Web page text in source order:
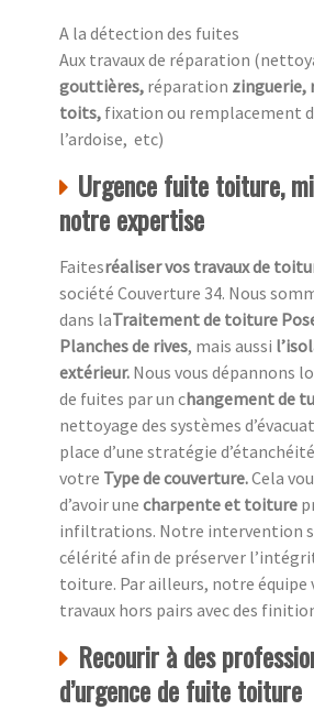
A la détection des fuites
Aux travaux de réparation
gouttières, réparation zinguerie,
toits, fixation ou remplacement
l’ardoise, etc)
Urgence fuite toiture,
notre expertise
Faitesréaliser vos travaux de
société Couverture 34. Nous
dans laTraitement de toiture
Planches de rives, mais aussi
extérieur. Nous vous dépannons
de fuites par un changement de
nettoyage des systèmes
place d’une stratégie
votre Type de couverture.Cela
d’avoir une charpente et toiture
infiltrations. Notre intervention
célérité afin de préserver
toiture. Par ailleurs, notre équipe
travaux hors pairs avec des
Recourir à des
d’urgence de fuite toiture